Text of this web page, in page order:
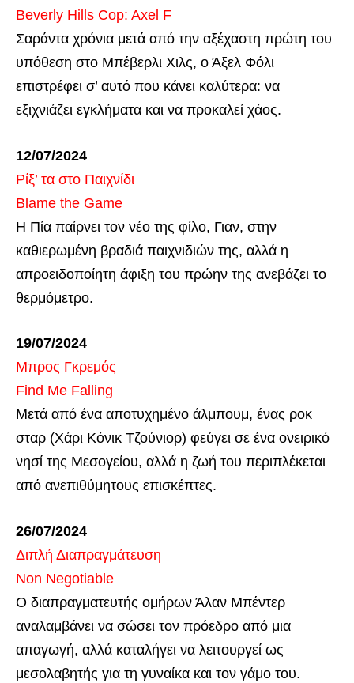
Beverly Hills Cop: Axel F
Σαράντα χρόνια μετά από την αξέχαστη πρώτη του
υπόθεση στο Μπέβερλι Χιλς, ο Άξελ Φόλι
επιστρέφει σ’ αυτό που κάνει καλύτερα: να
εξιχνιάζει εγκλήματα και να προκαλεί χάος.
12/07/2024
Ρίξ’ τα στο Παιχνίδι
Blame the Game
Η Πία παίρνει τον νέο της φίλο, Γιαν, στην
καθιερωμένη βραδιά παιχνιδιών της, αλλά η
απροειδοποίητη άφιξη του πρώην της ανεβάζει το
θερμόμετρο.
19/07/2024
Μπρος Γκρεμός
Find Me Falling
Μετά από ένα αποτυχημένο άλμπουμ, ένας ροκ
σταρ (Χάρι Κόνικ Τζούνιορ) φεύγει σε ένα ονειρικό
νησί της Μεσογείου, αλλά η ζωή του περιπλέκεται
από ανεπιθύμητους επισκέπτες.
26/07/2024
Διπλή Διαπραγμάτευση
Non Negotiable
Ο διαπραγματευτής ομήρων Άλαν Μπέντερ
αναλαμβάνει να σώσει τον πρόεδρο από μια
απαγωγή, αλλά καταλήγει να λειτουργεί ως
μεσολαβητής για τη γυναίκα και τον γάμο του.